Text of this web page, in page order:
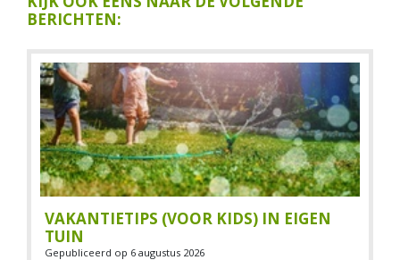
BERICHTEN:
VAKANTIETIPS (VOOR KIDS) IN EIGEN
TUIN
Gepubliceerd op 6 augustus 2026